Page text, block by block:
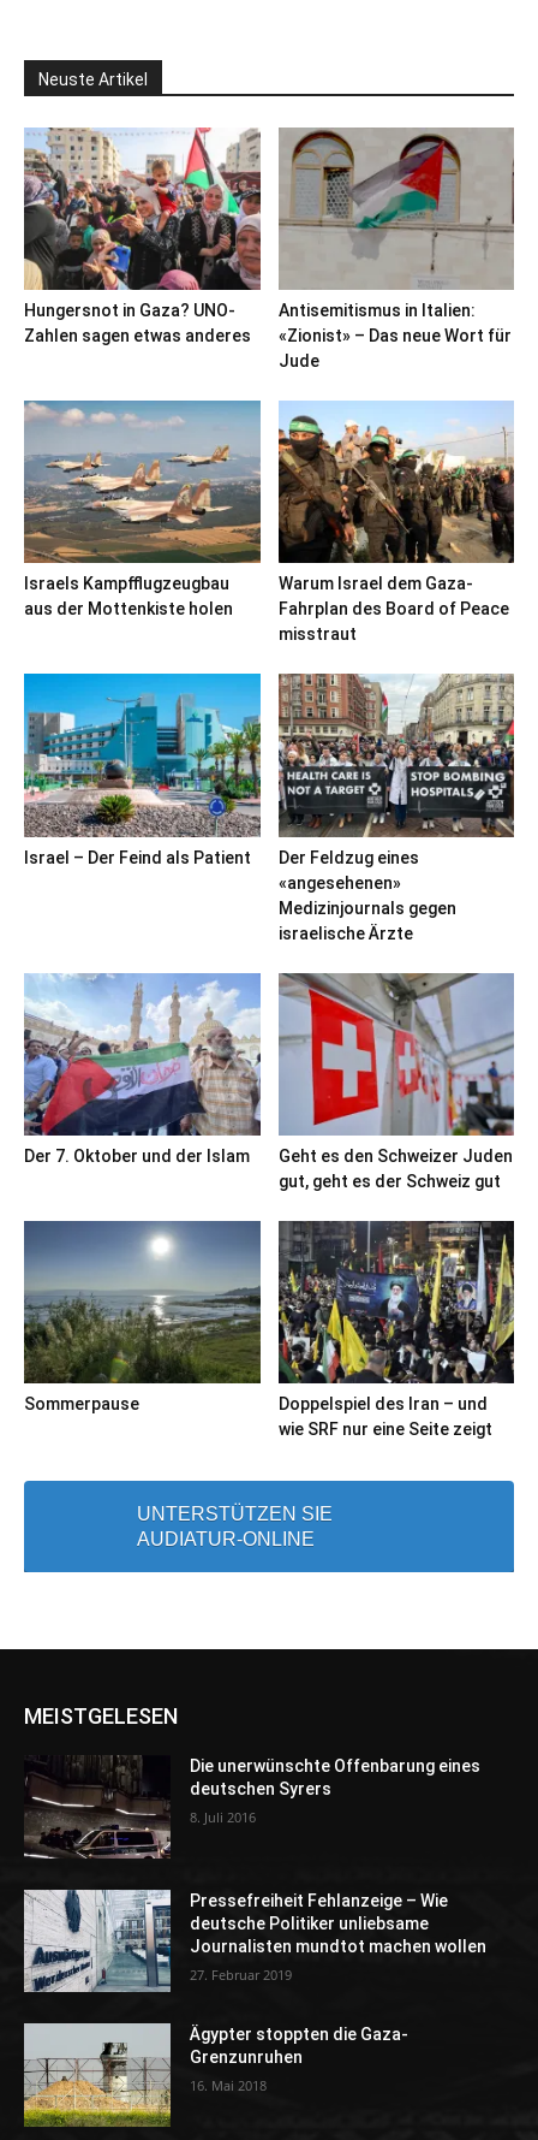
Neuste Artikel
Hungersnot in Gaza? UNO-
Zahlen sagen etwas anderes
Antisemitismus in Italien:
«Zionist» – Das neue Wort für
Jude
Israels Kampfflugzeugbau
aus der Mottenkiste holen
Warum Israel dem Gaza-
Fahrplan des Board of Peace
misstraut
Israel – Der Feind als Patient
Der Feldzug eines
«angesehenen»
Medizinjournals gegen
israelische Ärzte
Der 7. Oktober und der Islam
Geht es den Schweizer Juden
gut, geht es der Schweiz gut
Sommerpause
Doppelspiel des Iran – und
wie SRF nur eine Seite zeigt
UNTERSTÜTZEN SIE
AUDIATUR-ONLINE
MEISTGELESEN
Die unerwünschte Offenbarung eines
deutschen Syrers
8. Juli 2016
Pressefreiheit Fehlanzeige – Wie
deutsche Politiker unliebsame
Journalisten mundtot machen wollen
27. Februar 2019
Ägypter stoppten die Gaza-
Grenzunruhen
16. Mai 2018